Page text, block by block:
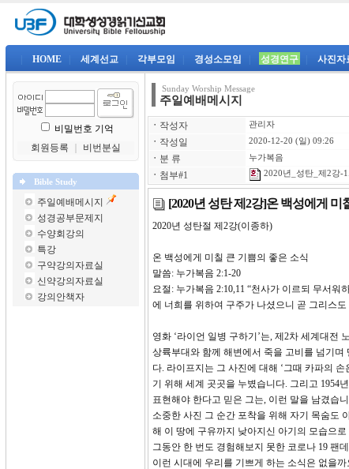
HOME 세계선교 각부모임 경성소모임 성경연구 사진자
비밀번호 기억
회원등록
비번분실
Bible Study
주일예배메시지
성경공부문제지
수양회강의
특강
구약강의자료실
신약강의자료실
강의안책자
Sunday Worship Message
주일예배메시지
ㆍ 작성자 관리자
ㆍ 작성일 2020-12-20 (일) 09:26
ㆍ 분 류 누가복음
ㆍ 첨부#1 2020년_성탄_제2강-
[2020년 성탄 제2강]온 백성에게 미
2020년 성탄절 제2강(이종하)
온 백성에게 미칠 큰 기쁨의 좋은 소식
말씀: 누가복음 2:1-20
요절: 누가복음 2:10,11 “천사가 이르되 무서
에 너희를 위하여 구주가 나셨으니 곧 그리스도
영화 ‘라이언 일병 구하기’는, 제2차 세계대전
상륙부대와 함께 해변에서 죽을 고비를 넘기
다. 라이프지는 그 사진에 대해 ‘그때 카파의
기 위해 세계 곳곳을 누볐습니다. 그리고 1954
표현해야 한다고 믿은 그는, 이런 말을 남겼습
소중한 사진 그 순간 포착을 위해 자기 목숨도
해 이 땅에 구유까지 낮아지신 아기의 모습으
그동안 한 번도 경험해보지 못한 코로나 19 팬
이런 시대에 우리를 기쁘게 하는 소식은 없을